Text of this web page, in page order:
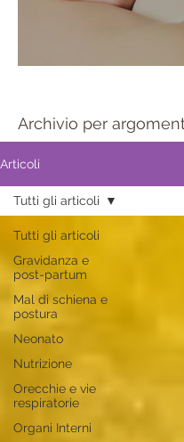
Archivio per
Articoli
Tutti gli articoli
Gravidanza e
post-partum
Mal di schiena e
postura
Neonato
Nutrizione
Orecchie e vie
respiratorie
Organi Interni
Tutti gli articoli